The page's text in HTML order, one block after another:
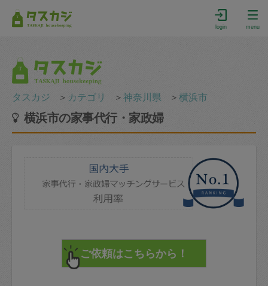
login menu
タスカジ ＞ カテゴリ ＞神奈川県 ＞横浜市
横浜市の家事代行・家政婦